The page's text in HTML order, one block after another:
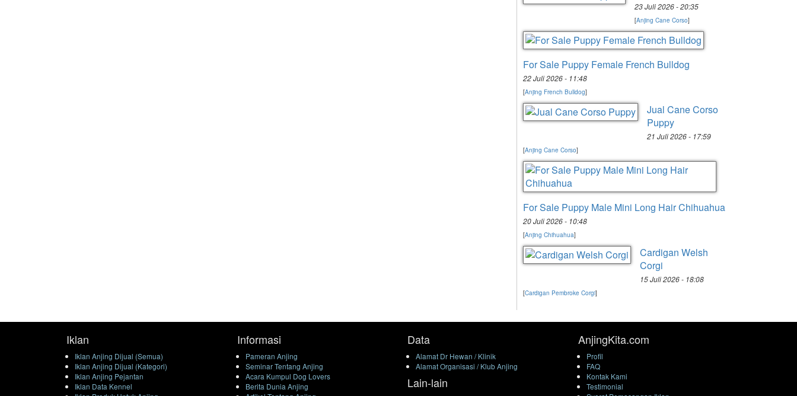
23 Juli 2026 - 20:35
[Anjing Cane Corso]
For Sale Puppy Female French Bulldog
22 Juli 2026 - 11:48
[Anjing French Bulldog]
Jual Cane Corso
Puppy
21 Juli 2026 - 17:59
[Anjing Cane Corso]
For Sale Puppy Male Mini Long Hair Chihuahua
20 Juli 2026 - 10:48
[Anjing Chihuahua]
Cardigan Welsh
Corgi
15 Juli 2026 - 18:08
[Cardigan Pembroke Corgi]
Iklan
Iklan Anjing Dijual (Semua)
Iklan Anjing Dijual (Kategori)
Iklan Anjing Pejantan
Iklan Data Kennel
Informasi
Pameran Anjing
Seminar Tentang Anjing
Acara Kumpul Dog Lovers
Berita Dunia Anjing
Data
Alamat Dr Hewan / Klinik
Alamat Organisasi / Klub Anjing
Lain-lain
AnjingKita.com
Profil
FAQ
Kontak Kami
Testimonial